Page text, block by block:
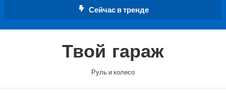
Сейчас в тренде
Твой гараж
Руль и колесо